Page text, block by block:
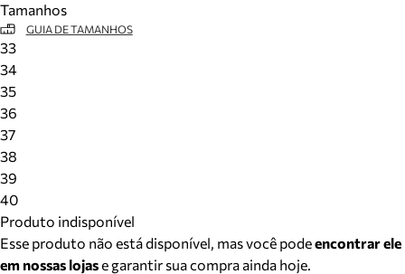
Meus pedidos
Acompanhe seus pedidos e solicite devoluções.
Tamanhos
GUIA DE TAMANHOS
33
34
35
36
37
38
39
40
Produto indisponível
Esse produto não está disponível, mas você podeencontrar ele
em nossas lojase garantir sua compra ainda hoje.